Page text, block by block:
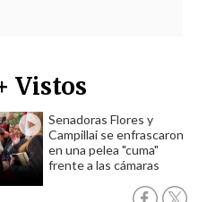
Vistos
Senadoras Flores y
Campillai se enfrascaron
en una pelea "cuma"
frente a las cámaras